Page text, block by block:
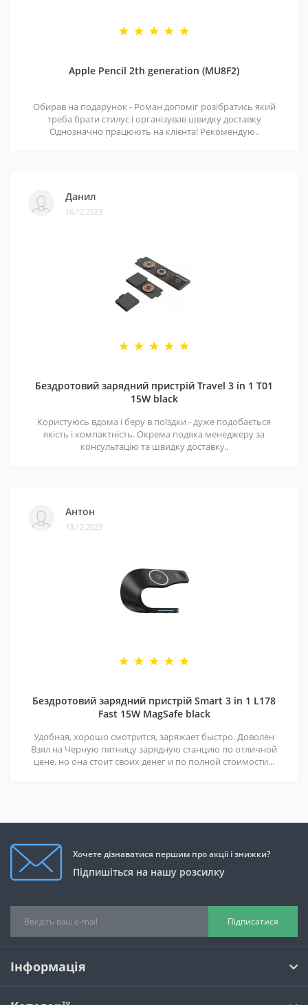
Apple Pencil 2th generation (MU8F2)
Обирав на подарунок - Роман допоміг розібратись який
треба брати стилус і організував швидку доставку
Однозначно працюють на клієнта! Рекомендую..
Данил
16.12.2023
Бездротовий зарядний пристрій Travel 3 in 1 T01
15W black
Користуюсь вдома і беру в поїздки - дуже подобається
якість і компактність. Окрема подяка менеджеру за
консультацію та швидку доставку..
Антон
13.12.2023
Бездротовий зарядний пристрій Smart 3 in 1 L178
Fast 15W MagSafe black
Удобная, хорошо смотрится, заряжает быстро. Доволен
Взял на Черную пятницу зарядную станцию по отличной
цене, но она стоит своих денег и по полной стоимости...
Хочете дізнаватися першим про акції і знижки?
Підпишіться на нашу розсилку
Підписатися
Інформація